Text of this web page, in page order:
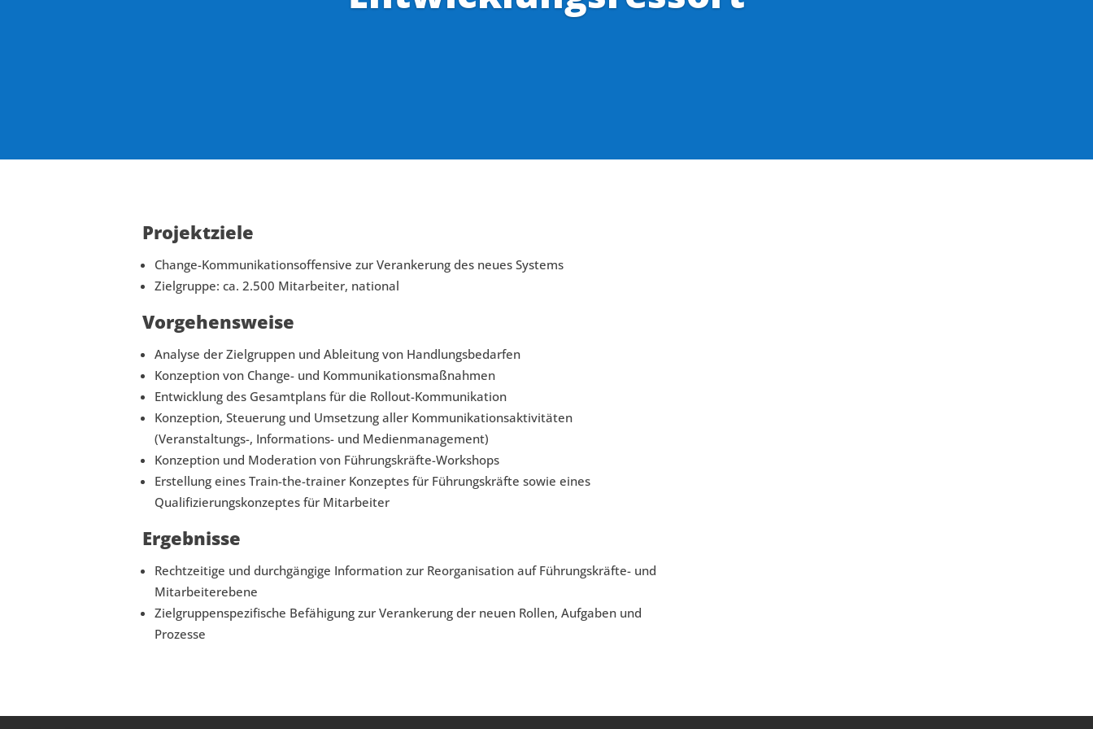
Projektziele
Change-Kommunikationsoffensive zur Verankerung des neues Systems
Zielgruppe: ca. 2.500 Mitarbeiter, national
Vorgehensweise
Analyse der Zielgruppen und Ableitung von Handlungsbedarfen
Konzeption von Change- und Kommunikationsmaßnahmen
Entwicklung des Gesamtplans für die Rollout-Kommunikation
Konzeption, Steuerung und Umsetzung aller Kommunikationsaktivitäten
(Veranstaltungs-, Informations- und Medienmanagement)
Konzeption und Moderation von Führungskräfte-Workshops
Erstellung eines Train-the-trainer Konzeptes für Führungskräfte sowie eines
Qualifizierungskonzeptes für Mitarbeiter
Ergebnisse
Rechtzeitige und durchgängige Information zur Reorganisation auf Führungskräfte- und
Mitarbeiterebene
Zielgruppenspezifische Befähigung zur Verankerung der neuen Rollen, Aufgaben und
Prozesse